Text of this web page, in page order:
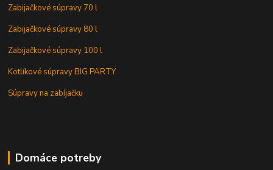
Zabijačkové súpravy 70 l
Zabijačkové súpravy 80 l
Zabijačkové súpravy 100 l
Kotlíkové súpravy BIG PARTY
Súpravy na zabíjačku
Domáce potreby